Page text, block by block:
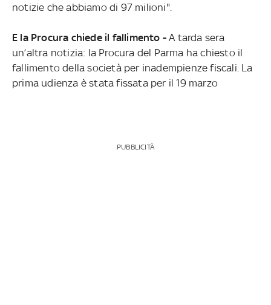
notizie che abbiamo di 97 milioni".
E la Procura chiede il fallimento -A tarda sera
un’altra notizia: la Procura del Parma ha chiesto il
fallimento della società per inadempienze fiscali. La
prima udienza è stata fissata per il 19 marzo
PUBBLICITÀ